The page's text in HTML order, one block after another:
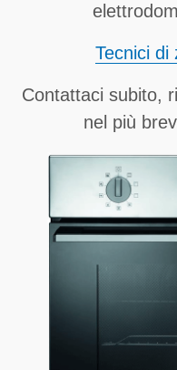
Tecnici di
Contattaci subito,
nel più